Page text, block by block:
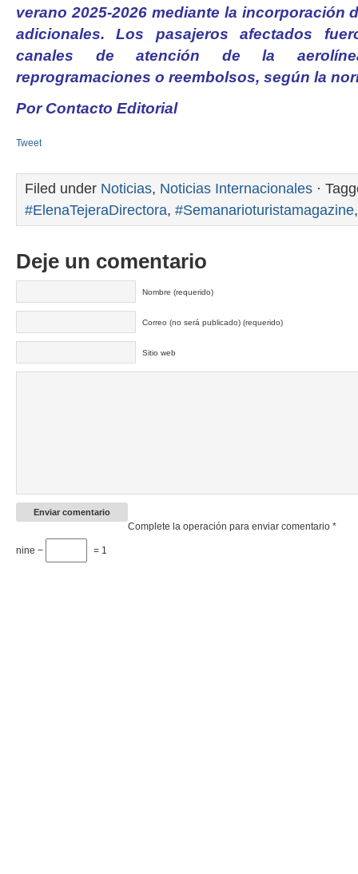
verano 2025-2026 mediante la incorporación
adicionales. Los pasajeros afectados
canales de atención de la
reprogramaciones o reembolsos, según la
Por Contacto Editorial
Tweet
Filed under Noticias, Noticias Internacionales ·
#ElenaTejeraDirectora, #Semanarioturistamagazine
Deje un comentario
Nombre (requerido)
Correo (no será publicado) (requerido)
Sitio web
Complete la operación para enviar comentario *
nine − = 1